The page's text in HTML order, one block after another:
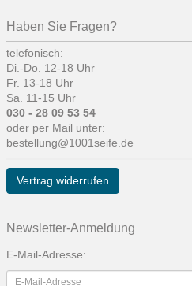
Haben Sie Fragen?
telefonisch:
Di.-Do. 12-18 Uhr
Fr. 13-18 Uhr
Sa. 11-15 Uhr
030 - 28 09 53 54
oder per Mail unter:
bestellung@1001seife.de
Vertrag widerrufen
Newsletter-Anmeldung
E-Mail-Adresse: